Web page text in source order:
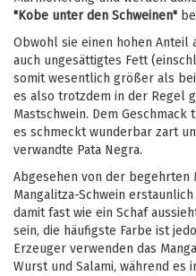
"Kobe unter den Schweinen"
Obwohl sie einen hohen Anteil
auch ungesättigtes Fett
somit wesentlich größer als
es also trotzdem in der Regel
Mastschwein. Dem
es schmeckt wunderbar zart
verwandte Pata Negra.
Abgesehen von der begehrten
Mangalitza-Schwein
damit fast wie ein Schaf
sein, die häufigste Farbe ist
Erzeuger verwenden das
Wurst und Salami, während es